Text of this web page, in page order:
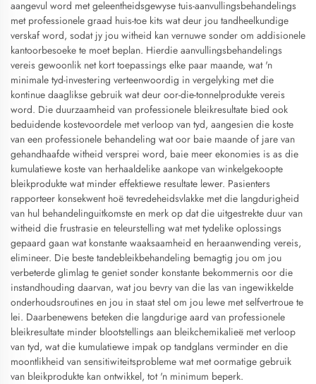
aangevul word met geleentheidsgewyse tuis-aanvullingsbehandelings
met professionele graad huis-toe kits wat deur jou tandheelkundige
verskaf word, sodat jy jou witheid kan vernuwe sonder om addisionele
kantoorbesoeke te moet beplan. Hierdie aanvullingsbehandelings
vereis gewoonlik net kort toepassings elke paar maande, wat 'n
minimale tyd-investering verteenwoordig in vergelyking met die
kontinue daaglikse gebruik wat deur oor-die-tonnelprodukte vereis
word. Die duurzaamheid van professionele bleikresultate bied ook
beduidende kostevoordele met verloop van tyd, aangesien die koste
van een professionele behandeling wat oor baie maande of jare van
gehandhaafde witheid versprei word, baie meer ekonomies is as die
kumulatiewe koste van herhaaldelike aankope van winkelgekoopte
bleikprodukte wat minder effektiewe resultate lewer. Pasienters
rapporteer konsekwent hoë tevredeheidsvlakke met die langdurigheid
van hul behandelinguitkomste en merk op dat die uitgestrekte duur van
witheid die frustrasie en teleurstelling wat met tydelike oplossings
gepaard gaan wat konstante waaksaamheid en heraanwending vereis,
elimineer. Die beste tandebleikbehandeling bemagtig jou om jou
verbeterde glimlag te geniet sonder konstante bekommernis oor die
instandhouding daarvan, wat jou bevry van die las van ingewikkelde
onderhoudsroutines en jou in staat stel om jou lewe met selfvertroue te
lei. Daarbenewens beteken die langdurige aard van professionele
bleikresultate minder blootstellings aan bleikchemikalieë met verloop
van tyd, wat die kumulatiewe impak op tandglans verminder en die
moontlikheid van sensitiwiteitsprobleme wat met oormatige gebruik
van bleikprodukte kan ontwikkel, tot 'n minimum beperk.